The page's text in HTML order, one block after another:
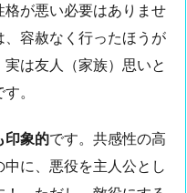
が悪い必要はありませ
容赦なく行ったほうが
は友人（家族）思いと
。
印象的です。共感性の高
に、悪役を主人公とし